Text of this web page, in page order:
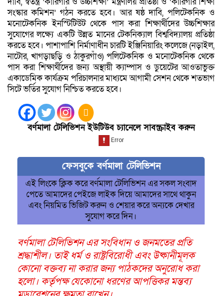
সংস্কার কমিশন’ গঠন করতে হবে। আর ষষ্ঠ দাবি, পলিটেকনিক ও
মনোটেকনিক ইনস্টিটিউট থেকে পাস করা শিক্ষার্থীদের উচ্চশিক্ষার
সুযোগের লক্ষ্যে একটি উন্নত মানের টেকনিক্যাল বিশ্ববিদ্যালয় প্রতিষ্ঠা
করতে হবে। পাশাপাশি নির্মাণাধীন চারটি ইঞ্জিনিয়ারিং কলেজে (নড়াইল,
নাটোর, খাগড়াছড়ি ও ঠাকুরগাঁও) পলিটেকনিক ও মনোটেকনিক থেকে
পাস করা শিক্ষার্থীদের জন্য অস্থায়ী ক্যাম্পাস ও ডুয়েটের আওতাভুক্ত
একাডেমিক কার্যক্রম পরিচালনার মাধ্যমে আগামী সেশন থেকে শতভাগ
সিটে ভর্তির সুযোগ নিশ্চিত করতে হবে।
বর্ণমালা টেলিভিশন ইউটিউব চ্যানেলে সাবস্ক্রাইব করুন
ফেসবুকে বর্ণমালা টেলিভিশন
এই লিংকে ক্লিক করে বর্ণমালা টেলিভিশন এর সকল সংবাদ
পেতে আমাদের পেইজে লাইক দিয়ে আমাদের সাথে থাকুন
এবং নিয়মিত ভিজিট করুন ও শেয়ার করে অন্যকে দেখার
সুযোগ করে দিন।
বর্ণমালা টেলিভিশন এর সংবিধান ও জনমতের প্রতি
শ্রদ্ধাশীল। তাই ধর্ম ও রাষ্ট্রবিরোধী এবং উষ্কানীমূলক
কোনো বক্তব্য না করার জন্য পাঠকদের অনুরোধ করা
হলো। কর্তৃপক্ষ যেকোনো ধরণের আপত্তিকর মন্তব্য